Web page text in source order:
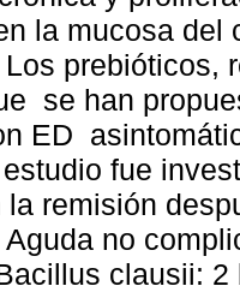
la mucosa del
prebióticos,
se han
ED
fue
la remisión
no
clausii: